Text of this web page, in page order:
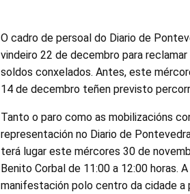
O cadro de persoal do Diario de
vindeiro 22 de decembro para
soldos conxelados. Antes, este
14 de decembro teñen previsto
Tanto o paro como as mobilizacións
representación no Diario de
terá lugar este mércores 30 de
Benito Corbal de 11:00 a 12:00 horas.
manifestación polo centro da cidade a